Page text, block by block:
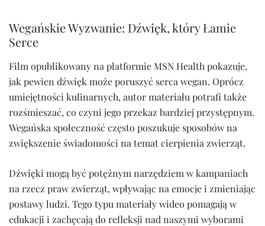
Wegańskie Wyzwanie: Dźwięk, który Łamie
Serce
Film opublikowany na platformie MSN Health pokazuje,
jak pewien dźwięk może poruszyć serca wegan. Oprócz
umiejętności kulinarnych, autor materiału potrafi także
rozśmieszać, co czyni jego przekaz bardziej przystępnym.
Wegańska społeczność często poszukuje sposobów na
zwiększenie świadomości na temat cierpienia zwierząt.
Dźwięki mogą być potężnym narzędziem w kampaniach
na rzecz praw zwierząt, wpływając na emocje i zmieniając
postawy ludzi. Tego typu materiały wideo pomagają w
edukacji i zachęcają do refleksji nad naszymi wyborami